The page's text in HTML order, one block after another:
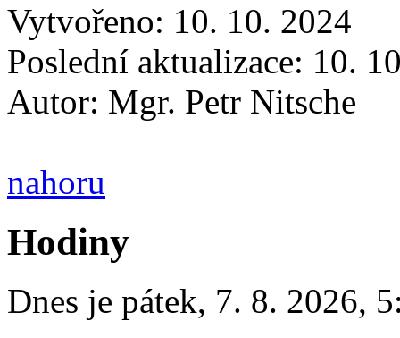
Vytvořeno: 10. 10. 2024
Poslední aktualizace: 10.
Autor: Mgr. Petr Nitsche
nahoru
Hodiny
Dnes je pátek, 7. 8. 2026,